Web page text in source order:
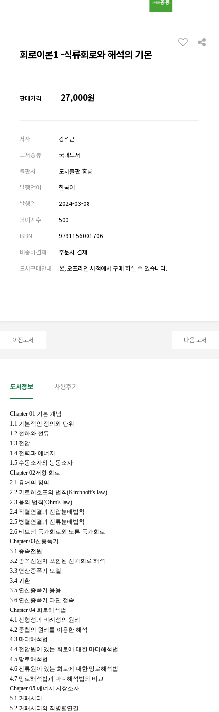
회로이론1 -직류회로와 해석의 기본
판매가격 27,000원
저자
강석근
도서종류
국내도서
출판사
도서출판 홍릉
발행언어
한국어
발행일
2024-03-08
페이지수
500
ISBN
9791156001706
배송비결제
주문시 결제
도서구매안내
온, 오프라인 서점에서 구매 하실 수 있습니다.
이전도서 다음 도서
도서정보 사용후기
Chapter 01 기본 개념
1.1 기본적인 정의와 단위
1.2 전하와 전류
1.3 전압
1.4 전력과 에너지
1.5 수동소자와 능동소자
Chapter 02저항 회로
2.1 용어의 정의
2.2 키르히호프의 법칙(Kirchhoff's law)
2.3 옴의 법칙(Ohm's law)
2.4 직렬연결과 전압분배법칙
2.5 병렬연결과 전류분배법칙
2.6 테브냉 등가회로와 노튼 등가회로
Chapter 03산증폭기
3.1 종속전원
3.2 종속전원이 포함된 전기회로 해석
3.3 연산증폭기 모델
3.4 궤환
3.5 연산증폭기 응용
3.6 연산증폭기 다단 접속
Chapter 04 회로해석법
4.1 선형성과 비례성의 원리
4.2 중첩의 원리를 이용한 해석
4.3 마디해석법
4.4 전압원이 있는 회로에 대한 마디해석법
4.5 망로해석법
4.6 전류원이 있는 회로에 대한 망로해석법
4.7 망로해석법과 마디해석법의 비교
Chapter 05 에너지 저장소자
5.1 커패시터
5.2 커패시터의 직병렬연결